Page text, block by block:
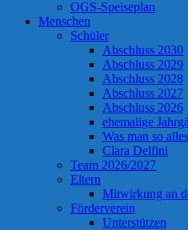
OGS-Speiseplan
Menschen
Schüler
Abschluss 2030
Abschluss 2029
Abschluss 2028
Abschluss 2027
Abschluss 2026
ehemalige
Was man so
Clara Delfini
Team 2026/2027
Eltern
Mitwirkung an
Förderverein
Unterstützen